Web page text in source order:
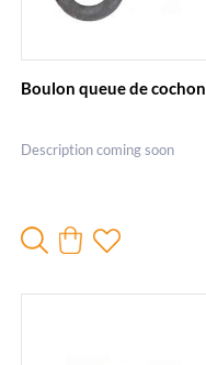
Boulon queue de cochon
Description coming soon